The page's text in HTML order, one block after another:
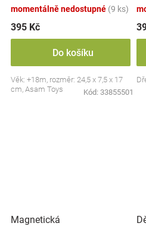
momentálně nedostupné (9 ks)
395 Kč
Do košíku
Věk: +18m, rozměr: 24,5 x 7,5 x 17
cm, Asam Toys
Kód: 33855501
Magnetická